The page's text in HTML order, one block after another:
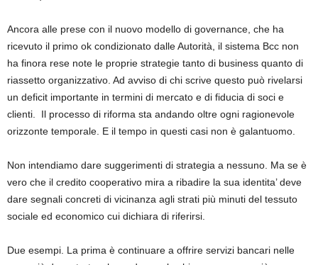
Ancora alle prese con il nuovo modello di governance, che ha
ricevuto il primo ok condizionato dalle Autorità, il sistema Bcc non
ha finora rese note le proprie strategie tanto di business quanto di
riassetto organizzativo. Ad avviso di chi scrive questo può rivelarsi
un deficit importante in termini di mercato e di fiducia di soci e
clienti. Il processo di riforma sta andando oltre ogni ragionevole
orizzonte temporale. E il tempo in questi casi non è galantuomo.
Non intendiamo dare suggerimenti di strategia a nessuno. Ma se è
vero che il credito cooperativo mira a ribadire la sua identita’ deve
dare segnali concreti di vicinanza agli strati più minuti del tessuto
sociale ed economico cui dichiara di riferirsi.
Due esempi. La prima è continuare a offrire servizi bancari nelle